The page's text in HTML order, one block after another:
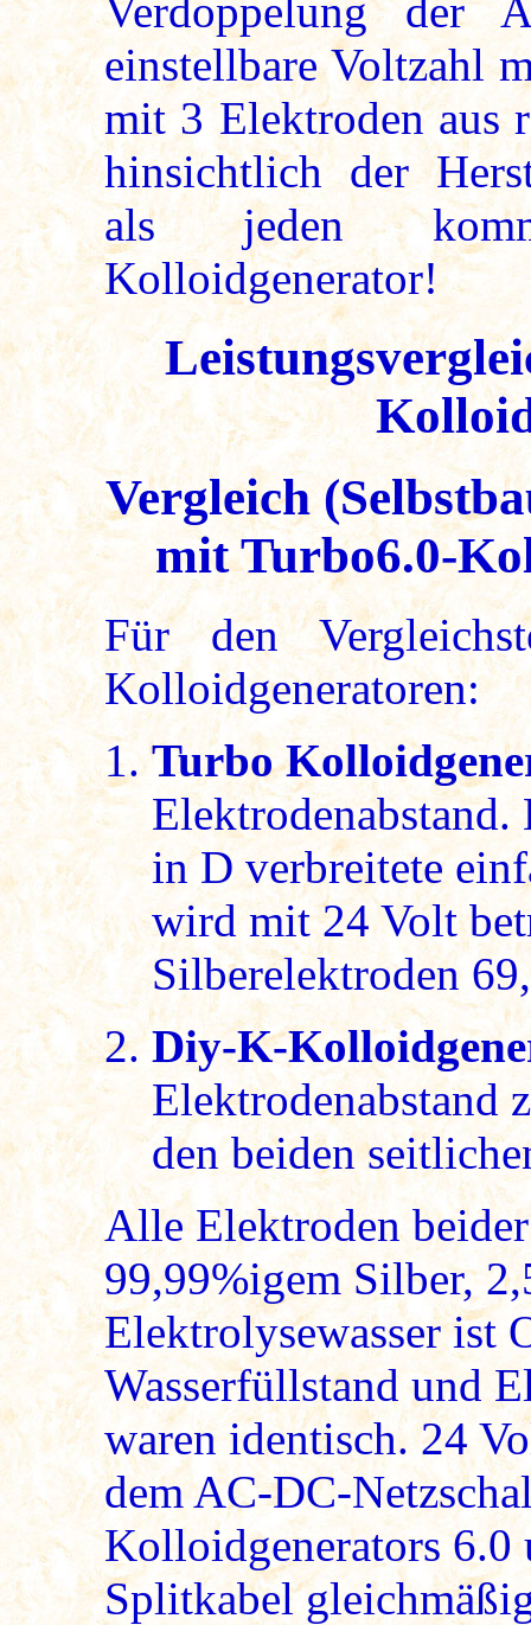
Verdoppelung der
einstellbare Voltzahl
mit 3 Elektroden aus
hinsichtlich der
als jeden
Kolloidgenerator!
Vergleich
mit Turbo6.0-
Für den
Kolloidgeneratoren:
Turbo
in D verbreitete
wird mit 24 Volt
Silberelektroden
Diy-K-
Elektrodenabstand
den beiden
Alle Elektroden beider
99,99%igem Silber,
Elektrolysewasser ist
Wasserfüllstand und
waren identisch. 24
dem AC-DC-
Kolloidgenerators 6.0
Splitkabel